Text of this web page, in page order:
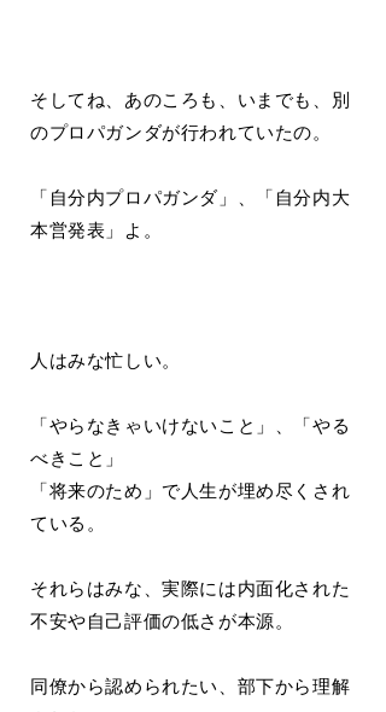
そしてね、あのころも、いまでも、別
のプロパガンダが行われていたの。
「自分内プロパガンダ」、「自分内大
本営発表」よ。
人はみな忙しい。
「やらなきゃいけないこと」、「やる
べきこと」
「将来のため」で人生が埋め尽くされ
ている。
それらはみな、実際には内面化された
不安や自己評価の低さが本源。
同僚から認められたい、部下から理解